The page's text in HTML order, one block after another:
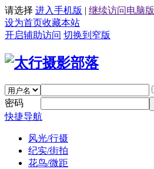
请选择 进入手机版 | 继续访问电脑版
设为首页收藏本站
开启辅助访问 切换到窄版
密码
快捷导航
风光/行摄
纪实/街拍
花鸟/微距